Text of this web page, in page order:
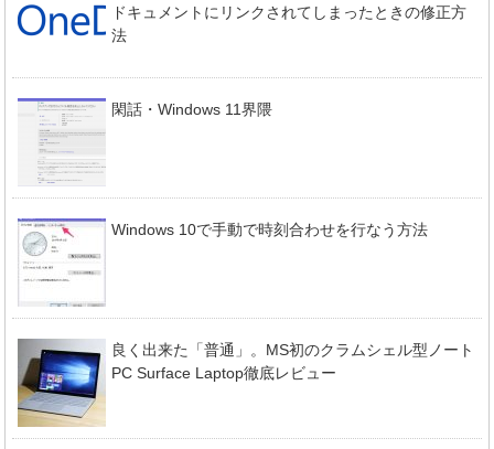
ドキュメントにリンクされてしまったときの修正方
法
閑話・Windows 11界隈
Windows 10で手動で時刻合わせを行なう方法
良く出来た「普通」。MS初のクラムシェル型ノート
PC Surface Laptop徹底レビュー